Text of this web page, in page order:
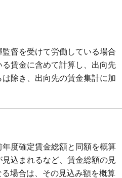
督を受けて労働している場合
賃金に含めて計算し、出向先
除き、出向先の賃金集計に加
度確定賃金総額と同額を概算
込まれるなど、賃金総額の見
場合は、その見込み額を概算